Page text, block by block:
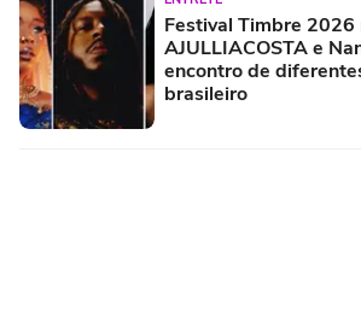
Festival Timbre 2026
AJULLIACOSTA e
encontro de
brasileiro